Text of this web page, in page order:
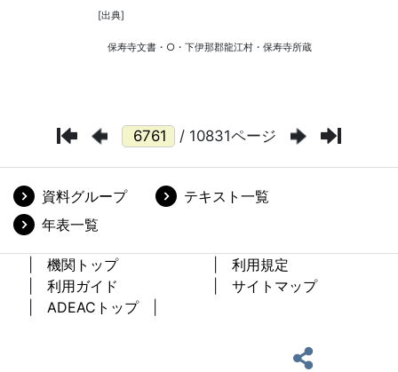
/ 10831ページ
資料グループ
テキスト一覧
年表一覧
機関トップ
利用規定
利用ガイド
サイトマップ
ADEACトップ